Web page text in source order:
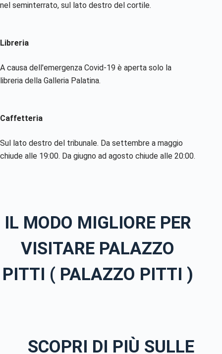
nel seminterrato, sul lato destro del cortile.
Libreria
A causa dell'emergenza Covid-19 è aperta solo la
libreria della Galleria Palatina.
Caffetteria
Sul lato destro del tribunale. Da settembre a maggio
chiude alle 19:00. Da giugno ad agosto chiude alle 20:00.
IL MODO MIGLIORE PER
VISITARE PALAZZO
PITTI ( PALAZZO PITTI )
SCOPRI DI PIÙ SULLE